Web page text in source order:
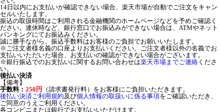
14日以内にお支払いが確認できない場合、楽天市場が自動でご注文をキャン
セルいたします。
振込の取扱時間はご利用される金融機関のホームページなどを予めご確認く
ださい。連休時など、銀行窓口でお振込みができない場合は、ATMやネット
バンキングにてお振込みください。
誠に勝手ながら、振込手数料はお客様のご負担でお願いいたします。
※ご注文者様名義の口座よりお支払いください。ご注文者様以外の名義でお
支払いいただいた場合、お支払いの確認ができない場合がございます。
※銀行振込でのお支払いに関するお問い合わせは楽天市場までご連絡 くださ
い。
後払い決済
【備考】
手数料： 250円
（請求書発行料）をお客様にご負担いただきます。
後払い決済ご利用規約及び個人情報の取扱いに係る事項をご確認いただき、
ご同意のうえご利用ください。
各コンビニまたは銀行でお支払いいただけます。